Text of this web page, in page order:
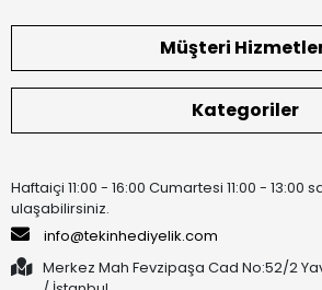
Müşteri
Kategoriler
Haftaiçi 11:00 - 16:00 Cumartesi 11:00 - 13:00
ulaşabilirsiniz.
info@tekinhediyelik.com
Merkez Mah Fevzipaşa Cad No:52/2